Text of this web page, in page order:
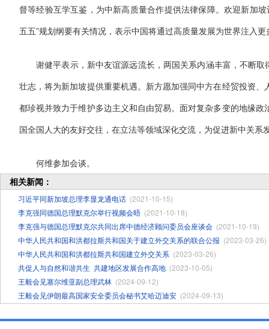
督等经验互学互鉴，为中新高质量合作提供法律保障。欢迎新加
五五”规划纲要有关情况，表示中国将通过高质量发展为世界注入
谢健平表示，新中友谊源远流长，两国关系内涵丰富，不断
壮志，将为新加坡提供重要机遇。新方愿加强同中方在经贸投资
都珍视并致力于维护多边主义和自由贸易。面对复杂多变的地缘
国全国人大的友好交往，在立法等领域深化交流，为促进新中关系
何维参加会谈。
相关新闻：
习近平同新加坡总理李显龙通电话 (2021-10-15)
李克强同德国总理默克尔举行视频会晤 (2021-10-18)
李克强与德国总理默克尔共同出席中德经济顾问委员会座谈会 (2021-10-19)
中华人民共和国和洪都拉斯共和国关于建立外交关系的联合公报 (2023-03-26)
中华人民共和国和洪都拉斯共和国建立外交关系 (2023-03-26)
共促人与自然和谐共生 ​共建地区发展合作高地 (2023-10-05)
王毅会见塞尔维亚副总理武林 (2024-09-12)
王毅会见伊朗最高国家安全委员会秘书艾哈迈迪安 (2024-09-13)